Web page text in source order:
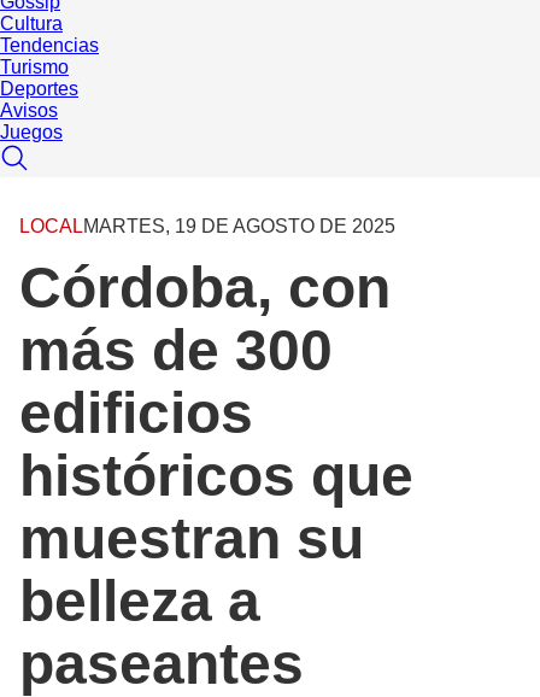
Cultura
Tendencias
Turismo
Deportes
Avisos
Juegos
LOCALMARTES, 19 DE AGOSTO DE 2025
Córdoba, con
más de 300
edificios
históricos que
muestran su
belleza a
paseantes